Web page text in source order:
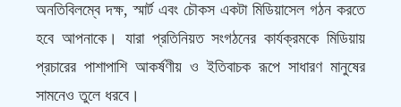
অনতিবিলম্বে দক্ষ, স্মার্ট এবং চৌকস একটা মিডিয়াসেল গঠন করতে
হবে আপনাকে। যারা প্রতিনিয়ত সংগঠনের কার্যক্রমকে মিডিয়ায়
প্রচারের পাশাপাশি আকর্ষণীয় ও ইতিবাচক রূপে সাধারণ মানুষের
সামনেও তুলে ধরবে।